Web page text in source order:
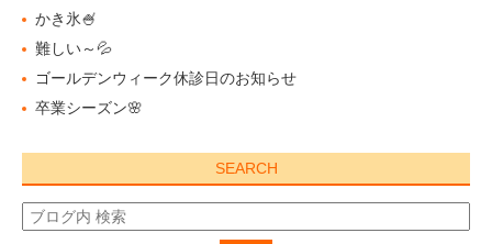
かき氷🍧
難しい～💦
ゴールデンウィーク休診日のお知らせ
卒業シーズン🌸
SEARCH